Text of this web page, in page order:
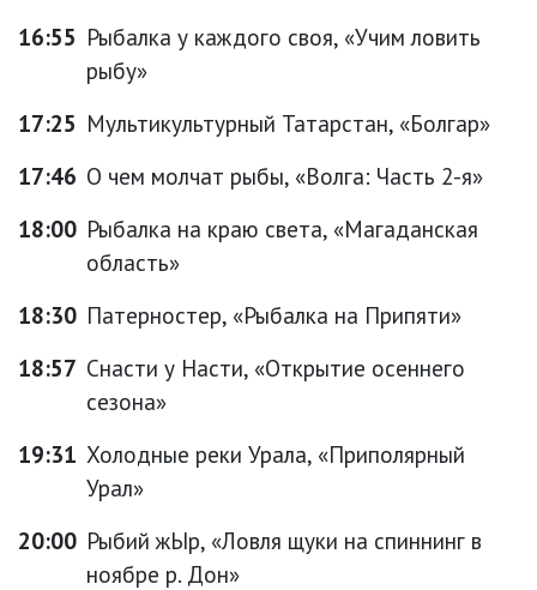
16:55 Рыбалка у каждого своя, «Учим ловить
рыбу»
17:25 Мультикультурный Татарстан, «Болгар»
17:46 О чем молчат рыбы, «Волга: Часть 2-я»
18:00 Рыбалка на краю света, «Магаданская
область»
18:30 Патерностер, «Рыбалка на Припяти»
18:57 Снасти у Насти, «Открытие осеннего
сезона»
19:31 Холодные реки Урала, «Приполярный
Урал»
20:00 Рыбий жЫр, «Ловля щуки на спиннинг в
ноябре р. Дон»